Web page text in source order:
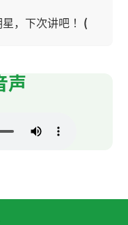
，下次讲吧！ (
、終始だるそう
じました。
说不出想说的
看电影。 谢谢您
声